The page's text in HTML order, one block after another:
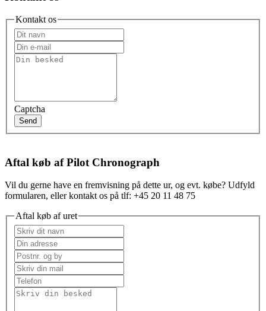
Kontakt os
Captcha
Send
Aftal køb af Pilot Chronograph
Vil du gerne have en fremvisning på dette ur, og evt. købe? Udfyld
formularen, eller kontakt os på tlf: +45 20 11 48 75
Aftal køb af uret